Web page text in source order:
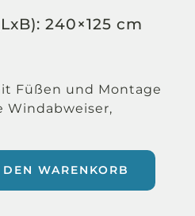
240×125 cm
Füßen und Montage
Windabweiser,
WARENKORB